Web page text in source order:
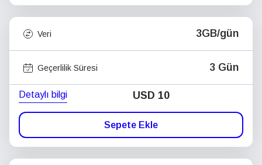
Veri 3GB/gün
Geçerlilik Süresi 3 Gün
Detaylı bilgi USD 10
Sepete Ekle